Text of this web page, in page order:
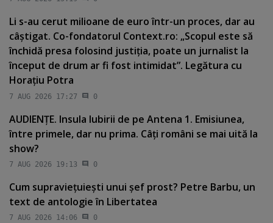
Li s-au cerut milioane de euro într-un proces, dar au
câştigat. Co-fondatorul Context.ro: „Scopul este să
închidă presa folosind justiţia, poate un jurnalist la
început de drum ar fi fost intimidat”. Legătura cu
Horaţiu Potra
7 AUG 2026 17:27 0
AUDIENŢE. Insula Iubirii de pe Antena 1. Emisiunea,
între primele, dar nu prima. Câţi români se mai uită la
show?
7 AUG 2026 19:13 0
Cum supravieţuieşti unui şef prost? Petre Barbu, un
text de antologie în Libertatea
7 AUG 2026 14:06 0